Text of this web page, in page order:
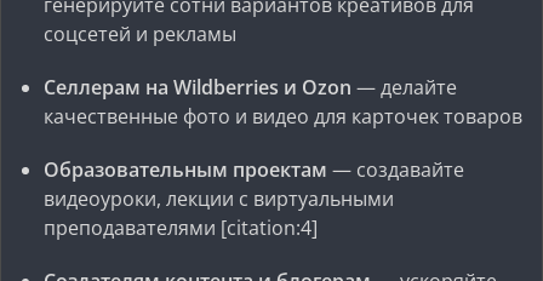
соцсетей и рекламы
Селлерам на Wildberries и Ozon — делайте
качественные фото и видео для карточек товаров
Образовательным проектам — создавайте
видеоуроки, лекции с виртуальными
преподавателями [citation:4]